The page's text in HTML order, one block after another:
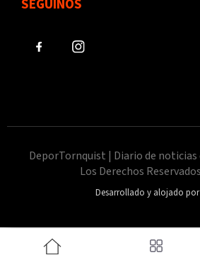
SEGUINOS
DeporTornquist | Diario de
Los Derechos
Desarrollado y alojado por